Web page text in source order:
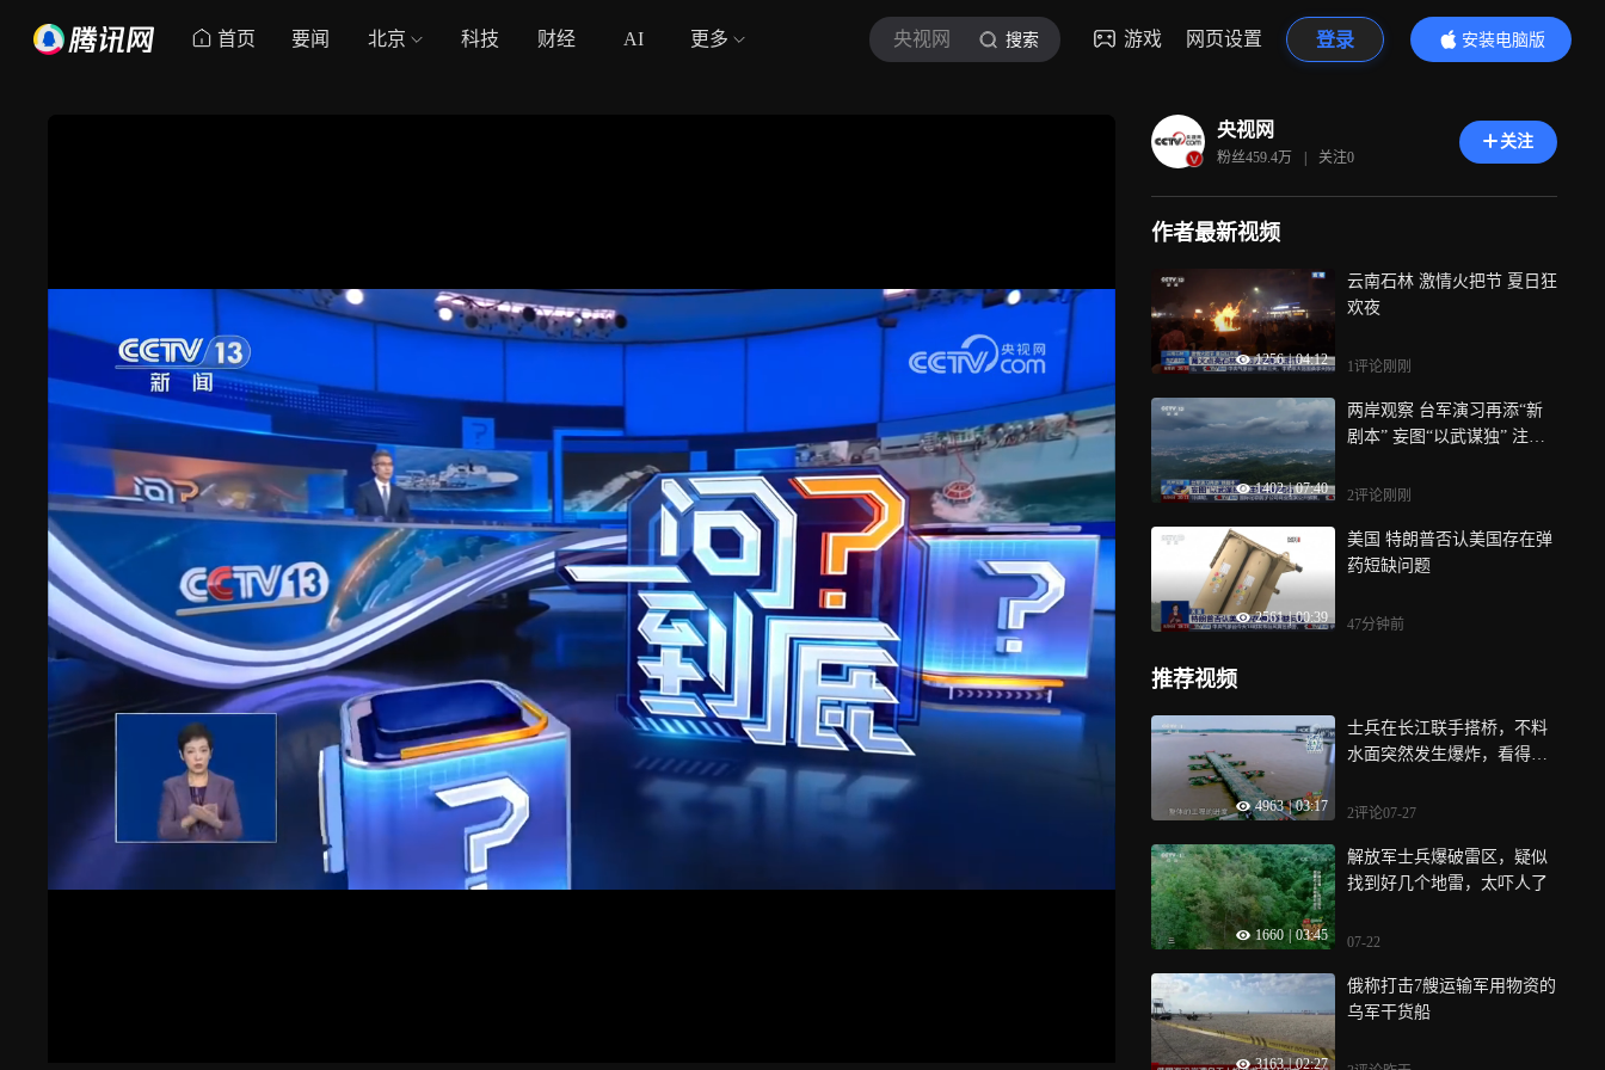
首页 要闻 北京 科技 财经 AI 更多 央视网 搜索 游戏 网页设置 登录
安装电脑版
内容更精彩
央视网
粉丝459.4万 | 关注0
关注
作者最新视频
1256 | 04:12
云南石林 激情火把节 夏日狂
欢夜
1评论刚刚
1402 | 07:40
两岸观察 台军演习再添“新
剧本” 妄图“以武谋独” 注定
2评论刚刚
2561 | 00:39
美国 特朗普否认美国存在弹
药短缺问题
47分钟前
推荐视频
4963 | 03:17
士兵在长江联手搭桥，不料
水面突然发生爆炸，看得人
2评论07-27
1660 | 03:45
解放军士兵爆破雷区，疑似
找到好几个地雷，太吓人了
07-22
3163 | 02:27
俄称打击7艘运输军用物资的
乌军干货船